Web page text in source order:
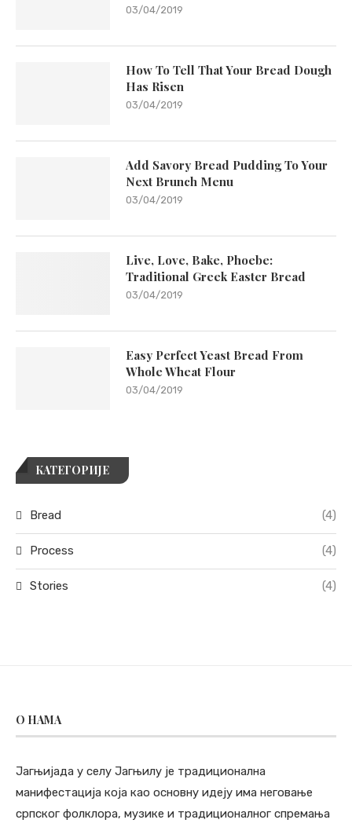
03/04/2019
How To Tell That Your Bread Dough
Has Risen
03/04/2019
Add Savory Bread Pudding To Your
Next Brunch Menu
03/04/2019
Live, Love, Bake, Phoebe:
Traditional Greek Easter Bread
03/04/2019
Easy Perfect Yeast Bread From
Whole Wheat Flour
03/04/2019
КАТЕГОРИЈЕ
Bread (4)
Process (4)
Stories (4)
O НАМА
Јагњијада у селу Јагњилу је традиционална
манифестација која као основну идеју има неговање
српског фолклора, музике и традиционалног спремања